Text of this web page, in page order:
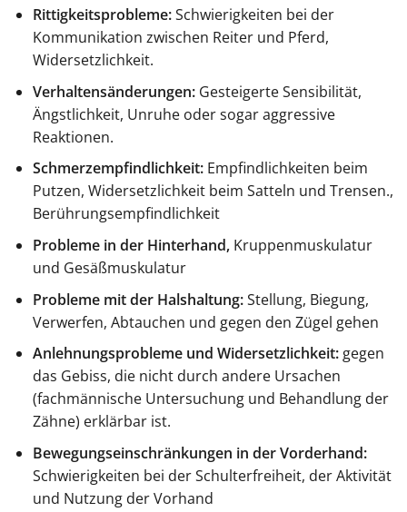
Rittigkeitsprobleme:Schwierigkeiten bei der
Kommunikation zwischen Reiter und Pferd,
Widersetzlichkeit.
Verhaltensänderungen:Gesteigerte Sensibilität,
Ängstlichkeit, Unruhe oder sogar aggressive
Reaktionen.
Schmerzempfindlichkeit: Empfindlichkeiten beim
Putzen, Widersetzlichkeit beim Satteln und Trensen.,
Berührungsempfindlichkeit
Probleme in der Hinterhand, Kruppenmuskulatur
und Gesäßmuskulatur
Probleme mit der Halshaltung:Stellung, Biegung,
Verwerfen, Abtauchen und gegen den Zügel gehen
Anlehnungsprobleme und Widersetzlichkeit:gegen
das Gebiss, die nicht durch andere Ursachen
(fachmännische Untersuchung und Behandlung der
Zähne) erklärbar ist.
Bewegungseinschränkungen in der Vorderhand:
Schwierigkeiten bei der Schulterfreiheit, der Aktivität
und Nutzung der Vorhand